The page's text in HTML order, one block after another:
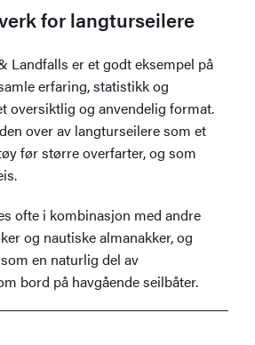
for langturseilere
Landfalls er et godt eksempel på
erfaring, statistikk og
oversiktlig og anvendelig format.
over av langturseilere som et
før større overfarter, og som
ofte i kombinasjon med andre
og nautiske almanakker, og
en naturlig del av
bord på havgående seilbåter.